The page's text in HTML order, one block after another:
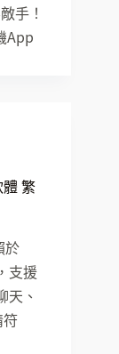
手！
App
繁
於
支援
、